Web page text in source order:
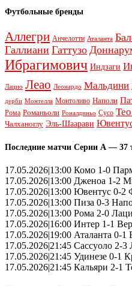
Футбольные бренды
Аллегри Анчелотти Аталанта
Галлиани Гаттузо
Ибрагимович Индзаги
Лацио Леао Леонардо Мальдини
дерби Монтелла Монтоливо Наполи
Рома Романьоли Роналдиньо Сусо
Чалханоглу Эль-Шаарави
Последние матчи Серии А — 37
17.05.2026|13:00 Комо 1-0
17.05.2026|13:00 Дженоа 1-2
17.05.2026|13:00 Ювентус 0-2
17.05.2026|13:00 Пиза 0-3
17.05.2026|13:00 Рома 2-0
17.05.2026|16:00 Интер 1-1
17.05.2026|19:00 Аталанта 0-1
17.05.2026|21:45 Сассуоло 2-3
17.05.2026|21:45 Удинезе 0-1
17.05.2026|21:45 Кальяри 2-1